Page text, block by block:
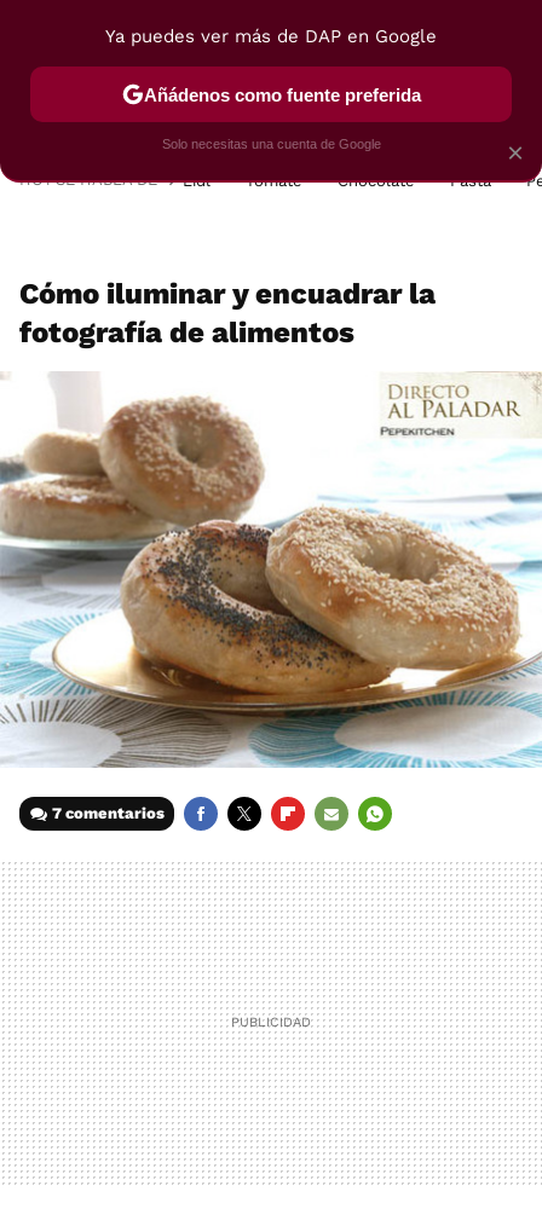
POSTRES VIAJES SELECCIÓN VEGUI
HOY SE HABLA DE Lidl Tomate Chocolate Pasta
Cómo iluminar y encuadrar la
fotografía de alimentos
7 comentarios
MAIL
×
Ya puedes ver más de DAP en Google
Añádenos como fuente preferida
Solo necesitas una cuenta de Google